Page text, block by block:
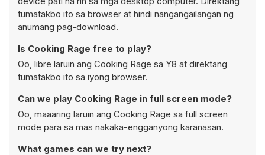
tumatakbo ito sa browser at hindi nangangailangan ng
anumang pag-download.
Is Cooking Rage free to play?
Oo, libre laruin ang Cooking Rage sa Y8 at direktang
tumatakbo ito sa iyong browser.
Can we play Cooking Rage in full screen mode?
Oo, maaaring laruin ang Cooking Rage sa full screen
mode para sa mas nakaka-engganyong karanasan.
What games can we try next?